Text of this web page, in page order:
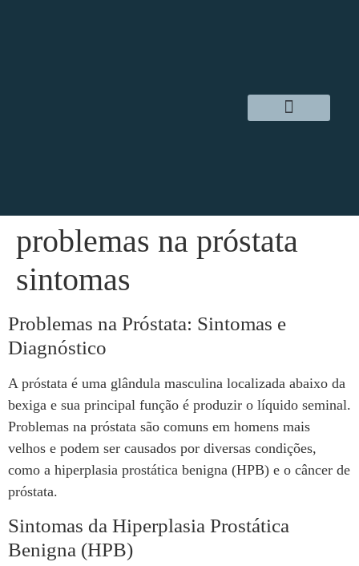
problemas na próstata
sintomas
Problemas na Próstata: Sintomas e
Diagnóstico
A próstata é uma glândula masculina localizada abaixo da
bexiga e sua principal função é produzir o líquido seminal.
Problemas na próstata são comuns em homens mais
velhos e podem ser causados por diversas condições,
como a hiperplasia prostática benigna (HPB) e o câncer de
próstata.
Sintomas da Hiperplasia Prostática
Benigna (HPB)